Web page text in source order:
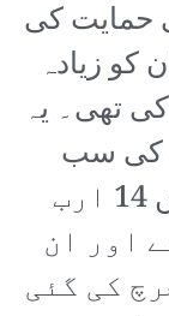
حمایت کی
کو زیادہ
کی تھی۔ یہ
کی سب
سے مہنگی مہم تھی جس میں 14 ارب
اور ان
کی گئی